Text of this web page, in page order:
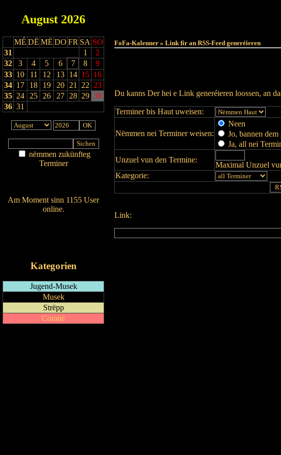
August 2026
MÉ DË MË DO FR SA SO
31
1
2
32
3 4 5 6 7 8
9
33 10 11 12 13 14 15 16
34 17 18 19 20 21 22 23
35 24 25 26 27 28 29 30
36 31
nëmmen zukünfteg
Terminer
Am Moment sinn 1155 User
online.
Kategorien
Jugend-Musek
Musek
Strëpp
Comité
FoFa-Kalenner » Link fir an RSS-Feed generéieren
Du kanns Der hei e Link generéieren loossen, an
Terminer bis Haut uweisen:
Nëmmen nei Terminer weisen:
Neen
Jo, bannen
Ja, all nei
Unzuel vun den Termine:
Maximal Unzuel
Kategorie:
Link: